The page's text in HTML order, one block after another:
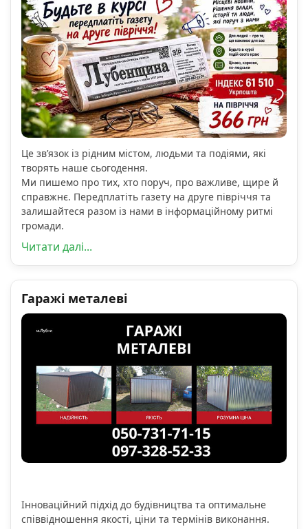
Це зв’язок із рідним містом, людьми та подіями, які
творять наше сьогодення.
Ми пишемо про тих, хто поруч, про важливе, щире й
справжнє. Передплатіть газету на друге півріччя та
залишайтеся разом із нами в інформаційному ритмі
громади.
Читати далі...
Гаражі металеві
Інноваційний підхід до будівництва та оптимальне
співвідношення якості, ціни та термінів виконання.